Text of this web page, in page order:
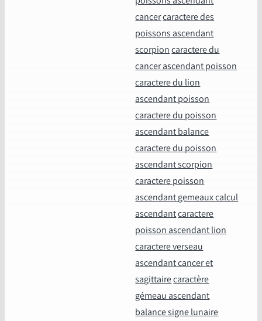
cancercaractere des
poissons ascendant
scorpion caractere du
cancer ascendant poisson
caractere du lion
ascendant poisson
caractere du poisson
ascendant balance
caractere du poisson
ascendant scorpion
caractere poisson
ascendant gemeaux calcul
ascendantcaractere
poisson ascendant lion
caractere verseau
ascendant cancer et
sagittairecaractère
gémeau ascendant
balance signe lunaire